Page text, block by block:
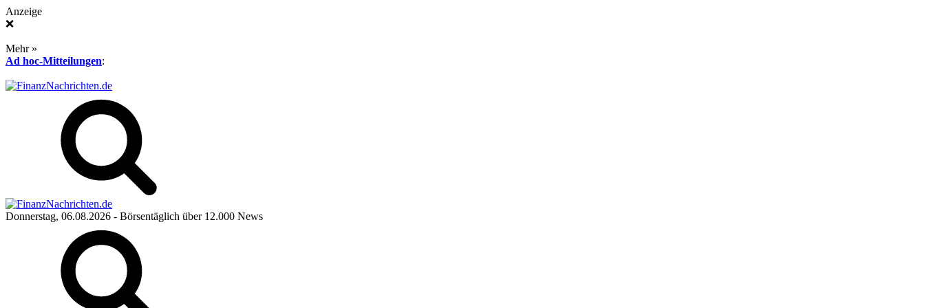
Anzeige
❌
Mehr »
Ad hoc-Mitteilungen:
Donnerstag, 06.08.2026 - Börsentäglich über 12.000 News